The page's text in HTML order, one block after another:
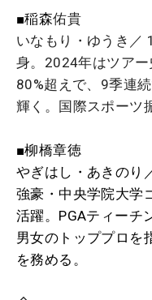
■稲森佑貴
いなもり・ゆうき／
身。2024年はツア
80%超えで、9季連
輝く。国際スポーツ
■柳橋章徳
やぎはし・あきのり
強豪・中央学院大学
活躍。PGAティーチ
男女のトッププロを
を務める。